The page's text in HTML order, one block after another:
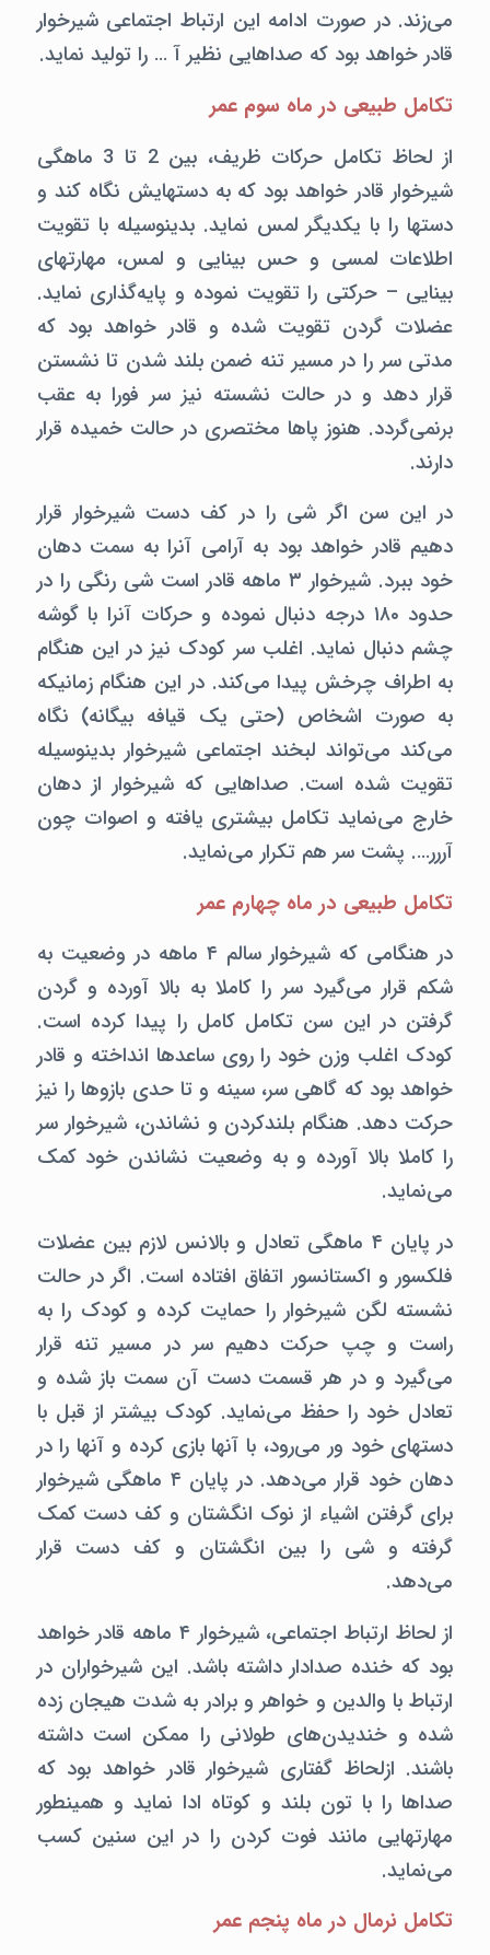
می‌زند. در صورت ادامه این ارتباط اجتماعی شیرخوار
قادر خواهد بود که صداهایی نظیر آ … را تولید نماید.
تکامل طبیعی در ماه سوم عمر
از لحاظ تکامل حرکات ظریف،‌ بین 2 تا 3 ماهگی
شیرخوار قادر خواهد بود که به دستهایش نگاه کند و
دستها را با یکدیگر لمس نماید. بدینوسیله با تقویت
اطلاعات لمسی و حس بینایی و لمس، مهارتهای
بینایی – حرکتی را تقویت نموده و پایه‌گذاری نماید.
عضلات گردن تقویت شده و قادر خواهد بود که
مدتی سر را در مسیر تنه ضمن بلند شدن تا نشستن
قرار دهد و در حالت نشسته نیز سر فورا به عقب
برنمی‌گردد. هنوز پاها مختصری در حالت خمیده قرار
دارند.
در این سن اگر شی را در کف دست شیرخوار قرار
دهیم قادر خواهد بود به آرامی آنرا به سمت دهان
خود ببرد. شیرخوار ۳ ماهه قادر است شی رنگی را در
حدود ۱۸۰ درجه دنبال نموده و حرکات آنرا با گوشه
چشم دنبال نماید. اغلب سر کودک نیز در این هنگام
به اطراف چرخش پیدا می‌کند. در این هنگام زمانیکه
به صورت اشخاص (حتی یک قیافه بیگانه) نگاه
می‌کند می‌تواند لبخند اجتماعی شیرخوار بدینوسیله
تقویت شده است. صداهایی که شیرخوار از دهان
خارج می‌نماید تکامل بیشتری یافته و اصوات چون
آررر…. پشت سر هم تکرار می‌نماید.
تکامل طبیعی در ماه چهارم عمر
در هنگامی که شیرخوار سالم ۴ ماهه در وضعیت به
شکم قرار می‌گیرد سر را کاملا به بالا آورده و گردن
گرفتن در این سن تکامل کامل را پیدا کرده است.
کودک اغلب وزن خود را روی ساعدها انداخته و قادر
خواهد بود که گاهی سر،‌ سینه و تا حدی بازوها را نیز
حرکت دهد. هنگام بلندکردن و نشاندن،‌ شیرخوار سر
را کاملا بالا آورده و به وضعیت نشاندن خود کمک
می‌نماید.
در پایان ۴ ماهگی تعادل و بالانس لازم بین عضلات
فلکسور و اکستانسور اتفاق افتاده است. اگر در حالت
نشسته لگن شیرخوار را حمایت کرده و کودک را به
راست و چپ حرکت دهیم سر در مسیر تنه قرار
می‌گیرد و در هر قسمت دست‌ آن سمت باز شده و
تعادل خود را حفظ می‌نماید. کودک بیشتر از قبل با
دستهای خود ور می‌رود،‌ با آنها بازی کرده و آنها را در
دهان خود قرار می‌دهد. در پایان ۴ ماهگی شیرخوار
برای گرفتن اشیاء از نوک انگشتان و کف دست کمک
گرفته و شی را بین انگشتان و کف دست قرار
می‌دهد.
از لحاظ ارتباط اجتماعی،‌ شیرخوار ۴ ماهه قادر خواهد
بود که خنده صدادار داشته باشد. این شیرخواران در
ارتباط با والدین و خواهر و برادر به شدت هیجان زده
شده و خندیدن‌های طولانی را ممکن است داشته
باشند. ازلحاظ گفتاری شیرخوار قادر خواهد بود که
صداها را با تون بلند و کوتاه ادا نماید و همینطور
مهارتهایی مانند فوت کردن را در این سنین کسب
می‌نماید.
تکامل نرمال در ماه پنجم عمر